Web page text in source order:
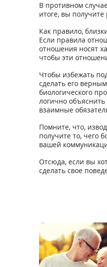
В противном
итоге, вы
Как правило,
Если правила
отношения носят
чтобы эти
Чтобы избежать
сделать его
биологического
логично
взаимные
Помните, что,
получите то, чего
вашей
Отсюда, если вы
сделать свое